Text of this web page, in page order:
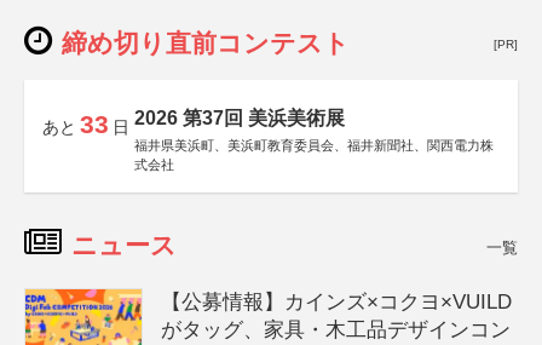
締め切り直前コンテスト [PR]
あと 33 日 2026 第37回 美浜美術展
福井県美浜町、美浜町教育委員会、福井新聞社、関西電力株
式会社
ニュース 一覧
【公募情報】カインズ×コクヨ×VUILD
がタッグ、家具・木工品デザインコン